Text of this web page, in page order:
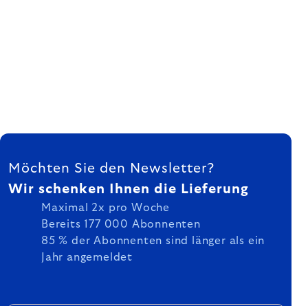
FUSSZEILE
Möchten Sie den Newsletter?
Wir schenken Ihnen die Lieferung
Maximal 2x pro Woche
Bereits 177 000 Abonnenten
85 % der Abonnenten sind länger als ein
Jahr angemeldet